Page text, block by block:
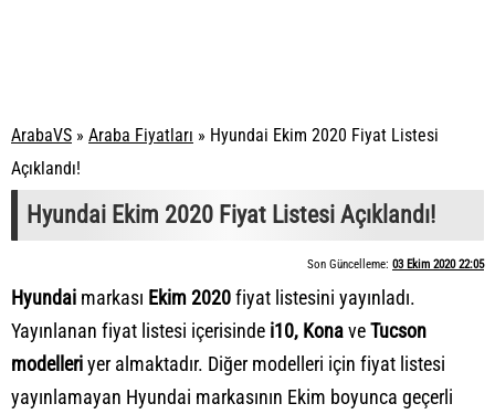
ArabaVS » Araba Fiyatları » Hyundai Ekim 2020 Fiyat Listesi
Açıklandı!
Hyundai Ekim 2020 Fiyat Listesi Açıklandı!
Son Güncelleme: 03 Ekim 2020 22:05
Hyundai markası Ekim 2020fiyat listesini yayınladı.
Yayınlanan fiyat listesi içerisinde i10, KonaveTucson
modelleriyer almaktadır. Diğer modelleri için fiyat listesi
yayınlamayan Hyundai markasının Ekim boyunca geçerli